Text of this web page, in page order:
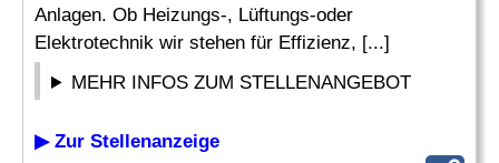
Anlagen. Ob Heizungs-, Lüftungs-oder
Elektrotechnik wir stehen für Effizienz, [...]
MEHR INFOS ZUM STELLENANGEBOT
▶ Zur Stellenanzeige